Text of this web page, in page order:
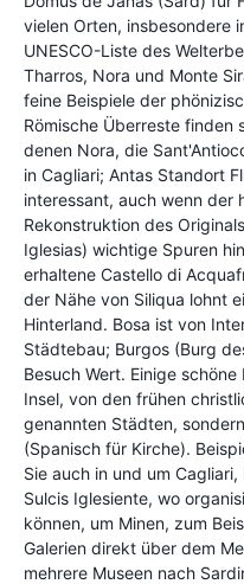
vielen Orten, insbesondere
UNESCO-Liste des
Tharros, Nora und Monte
feine Beispiele der
Römische Überreste finden
denen Nora, die
in Cagliari; Antas Standort
interessant, auch wenn der
Rekonstruktion des
Iglesias) wichtige Spuren
erhaltene Castello di
der Nähe von Siliqua lohnt
Hinterland. Bosa ist von
Städtebau; Burgos (Burg
Besuch Wert. Einige
Insel, von den frühen
genannten Städten,
(Spanisch für Kirche).
Sie auch in und um
Sulcis Iglesiente, wo
können, um Minen, zum
Galerien direkt über dem
mehrere Museen nach